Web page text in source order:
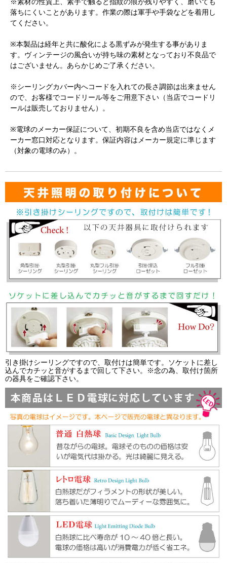
※素材の性質上、素手で触ると指紋の痕が残りやすく、磨いても
落ちにくいことがあります。作業の際は軍手や手袋などを着用し
てください。
※本製品は経年と共に酸化による黒ずみが発生する事がありま
す。ヴィンテージの風合いが持ち味の素材となっており不良品で
はございません。あらかじめご了承ください。
※シーリングカバー内へコードを入れての長さ調節は出来ません
ので、お客様でコードリール等をご用意下さい（当店でコードリ
ールは販売しておりません）。
※電球のメーカー保証について、初期不良を含め当店ではなくメ
ーカー窓口対応となります。保証内容はメーカー規定に準じます
（対象の電球のみ）。
引き掛けシーリングですので、取付けは簡単です。ソケットに差し
込んでカチッと音がするまで回して下さい。※念の為、取付け箇所
の器具をご確認下さい。